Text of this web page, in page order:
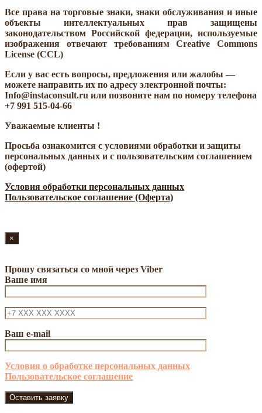
Все права на торговые знаки, знаки обслуживания и иные
объекты интеллектуальных прав защищены
законодательством Российской федерации, используемые
изображения отвечают требованиям Creative Commons
License (CCL)
Если у вас есть вопросы, предложения или жалобы —
можете направить их по адресу электронной почты:
Info@instaconsult.ru или позвоните нам по номеру телефона
+7 991 515-04-66
Уважаемые клиенты !
Просьба ознакомится с условиями обработки и защиты
персональных данных и с пользовательским соглашением
(офертой)
Условия обработки персональных данных
Пользовательское соглашение (Оферта)
×
Прошу связаться со мной через Viber
Ваше имя
Ваш e-mail
Условия о обработке персональных данных
Пользовательское соглашение